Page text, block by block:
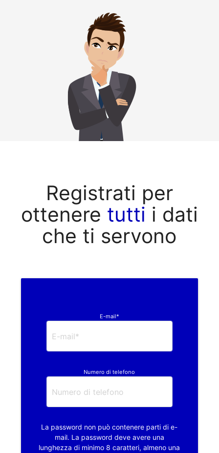
Registrati per
ottenere tutti i dati
che ti servono
E-mail*
Numero di telefono
La password non può contenere parti di e-
mail. La password deve avere una
lunghezza di minimo 8 caratteri, almeno una